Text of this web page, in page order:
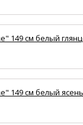
149 см белый
149 см белый ясень